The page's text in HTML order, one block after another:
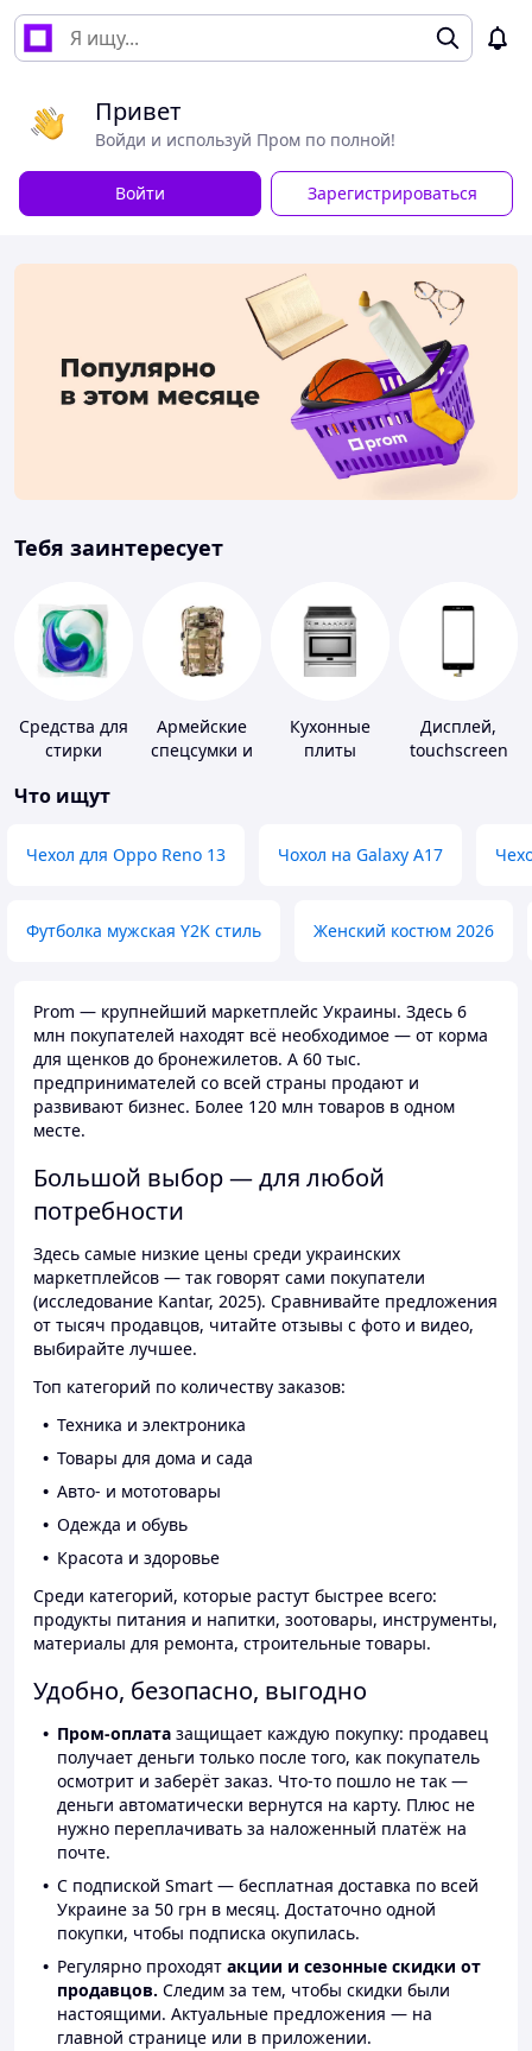
Привет
Войди и используй Пром по полной!
Войти Зарегистрироваться
Тебя заинтересует
Средства для
стирки
Армейские
спецсумки и
Кухонные
плиты
Дисплей,
touchscreen
Что ищут
Чехол для Oppo Reno 13 Чохол на Galaxy A17
Футболка мужская Y2K стиль Женский костюм 2026
Prom — крупнейший маркетплейс Украины. Здесь 6
млн покупателей находят всё необходимое — от корма
для щенков до бронежилетов. А 60 тыс.
предпринимателей со всей страны продают и
развивают бизнес. Более 120 млн товаров в одном
месте.
Большой выбор — для любой
потребности
Здесь самые низкие цены среди украинских
маркетплейсов — так говорят сами покупатели
(исследование Kantar, 2025). Сравнивайте предложения
от тысяч продавцов, читайте отзывы с фото и видео,
выбирайте лучшее.
Топ категорий по количеству заказов:
Техника и электроника
Товары для дома и сада
Авто- и мототовары
Одежда и обувь
Красота и здоровье
Среди категорий, которые растут быстрее всего:
продукты питания и напитки, зоотовары, инструменты,
материалы для ремонта, строительные товары.
Удобно, безопасно, выгодно
Пром-оплата защищает каждую покупку: продавец
получает деньги только после того, как покупатель
осмотрит и заберёт заказ. Что-то пошло не так —
деньги автоматически вернутся на карту. Плюс не
нужно переплачивать за наложенный платёж на
почте.
С подпиской Smart — бесплатная доставка по всей
Украине за 50 грн в месяц. Достаточно одной
покупки, чтобы подписка окупилась.
Регулярно проходят акции и сезонные скидки от
продавцов. Следим за тем, чтобы скидки были
настоящими. Актуальные предложения — на
главной странице или в приложении.